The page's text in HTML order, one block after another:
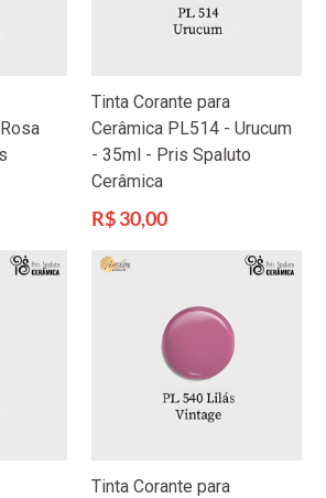
Tinta Corante para
Cerâmica PL514 - Urucum
- 35ml - Pris Spaluto
Cerâmica
Preço
R$ 30,00
Tinta Corante para